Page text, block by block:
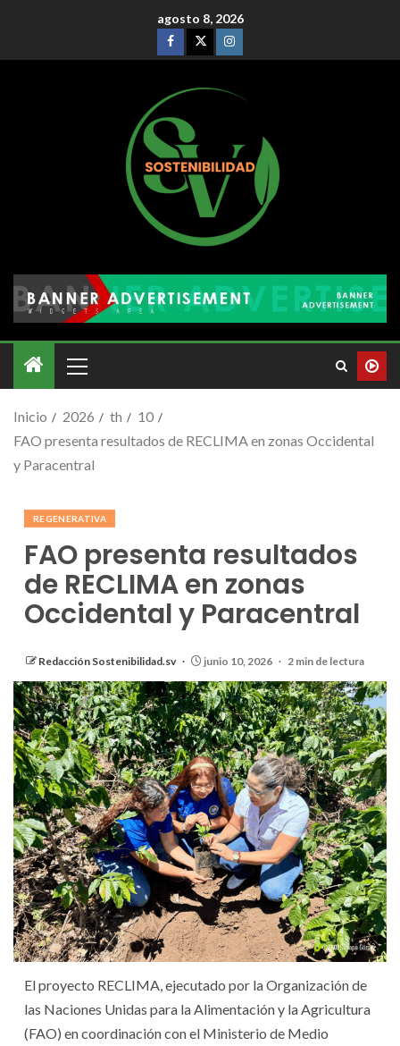
agosto 8, 2026
Inicio 2026 th
10
FAO presenta resultados de RECLIMA en zonas Occidental
y Paracentral
REGENERATIVA
FAO presenta resultados
de RECLIMA en zonas
Occidental y Paracentral
Redacción Sostenibilidad.sv junio 10, 2026 2 min de lectura
El proyecto RECLIMA, ejecutado por la Organización de
las Naciones Unidas para la Alimentación y la Agricultura
(FAO) en coordinación con el Ministerio de Medio